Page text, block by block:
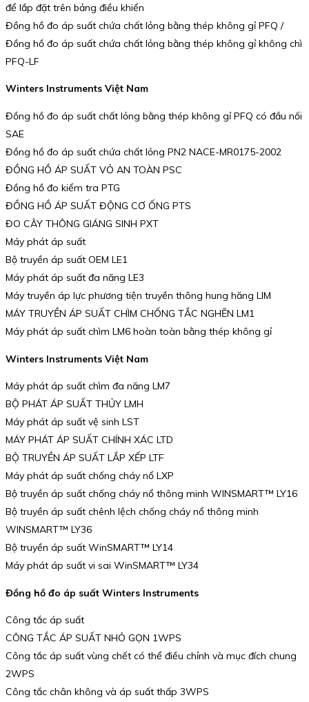
để lắp đặt trên bảng điều khiển
Đồng hồ đo áp suất chứa chất lỏng bằng thép không gỉ PFQ /
Đồng hồ đo áp suất chứa chất lỏng bằng thép không gỉ không chì
PFQ-LF
Winters Instruments Việt Nam
Đồng hồ đo áp suất chất lỏng bằng thép không gỉ PFQ có đầu nối
SAE
Đồng hồ đo áp suất chứa chất lỏng PN2 NACE-MR0175-2002
ĐỒNG HỒ ÁP SUẤT VỎ AN TOÀN PSC
Đồng hồ đo kiểm tra PTG
ĐỒNG HỒ ÁP SUẤT ĐỘNG CƠ ỐNG PTS
ĐO CÂY THÔNG GIÁNG SINH PXT
Máy phát áp suất
Bộ truyền áp suất OEM LE1
Máy phát áp suất đa năng LE3
Máy truyền áp lực phương tiện truyền thông hung hăng LIM
MÁY TRUYỀN ÁP SUẤT CHÌM CHỐNG TẮC NGHẼN LM1
Máy phát áp suất chìm LM6 hoàn toàn bằng thép không gỉ
Winters Instruments Việt Nam
Máy phát áp suất chìm đa năng LM7
BỘ PHÁT ÁP SUẤT THỦY LMH
Máy phát áp suất vệ sinh LST
MÁY PHÁT ÁP SUẤT CHÍNH XÁC LTD
BỘ TRUYỀN ÁP SUẤT LẮP XẾP LTF
Máy phát áp suất chống cháy nổ LXP
Bộ truyền áp suất chống cháy nổ thông minh WINSMART™ LY16
Bộ truyền áp suất chênh lệch chống cháy nổ thông minh
WINSMART™ LY36
Bộ truyền áp suất WinSMART™ LY14
Máy phát áp suất vi sai WinSMART™ LY34
Đồng hồ đo áp suất Winters Instruments
Công tắc áp suất
CÔNG TẮC ÁP SUẤT NHỎ GỌN 1WPS
Công tắc áp suất vùng chết có thể điều chỉnh và mục đích chung
2WPS
Công tắc chân không và áp suất thấp 3WPS